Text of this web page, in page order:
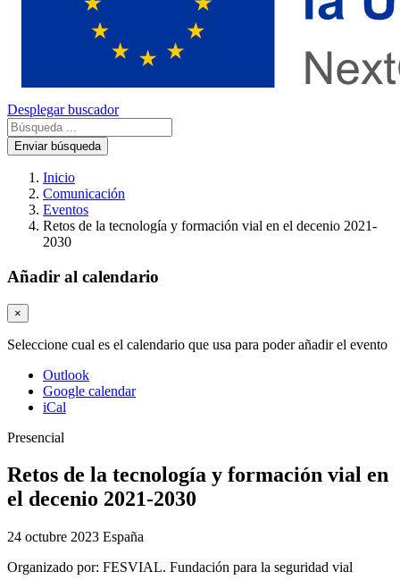
Desplegar buscador
Enviar búsqueda
Inicio
Comunicación
Eventos
Retos de la tecnología y formación vial en el decenio 2021-
2030
Añadir al calendario
×
Seleccione cual es el calendario que usa para poder añadir el evento
Outlook
Google calendar
iCal
Presencial
Retos de la tecnología y formación vial en
el decenio 2021-2030
24 octubre 2023 España
Organizado por: FESVIAL. Fundación para la seguridad vial